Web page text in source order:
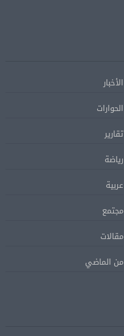
الأخبار
الحوارات
تقارير
رياضة
عربية
مجتمع
مقالات
من الماضي